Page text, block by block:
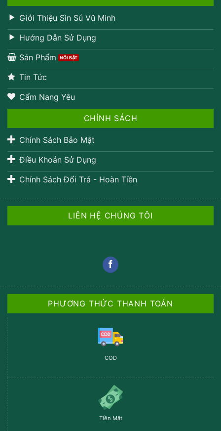
Giới Thiệu Sìn Sú Vũ Minh
Hướng Dẫn Sử Dụng
Sản Phẩm
Tin Tức
Cẩm Nang Yêu
CHÍNH SÁCH
Chính Sách Bảo Mật
Điều Khoản Sử Dụng
Chính Sách Đổi Trả - Hoàn Tiền
LIÊN HỆ CHÚNG TÔI
PHƯƠNG THỨC THANH TOÁN
COD
Tiền Mặt